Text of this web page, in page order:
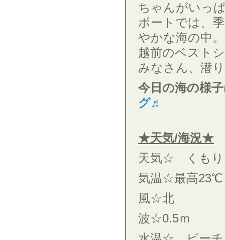
ちゃんがいっ
ボートでは、
やかな海の中。
越前のベスト
みなさん、潜
今日の海の様
グ♬
★天気/海況★
天気☆ くもり
気温☆最高
風☆北
波☆0.5ｍ